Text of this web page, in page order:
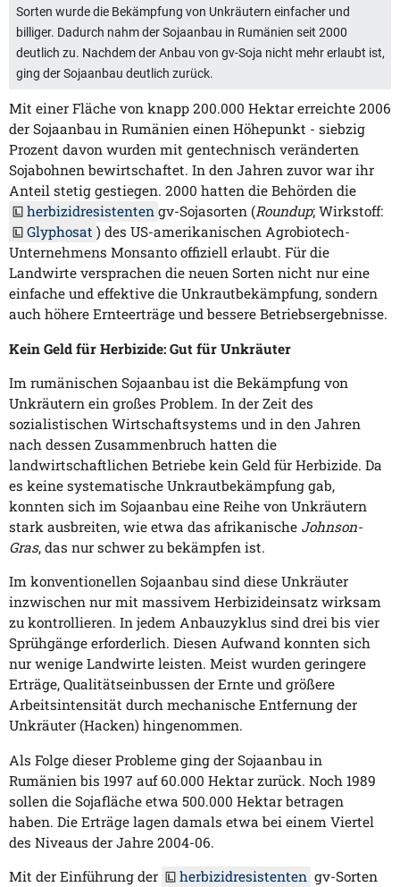
Sorten wurde die Bekämpfung von Unkräutern einfacher und
billiger. Dadurch nahm der Sojaanbau in Rumänien seit 2000
deutlich zu. Nachdem der Anbau von gv-Soja nicht mehr erlaubt ist,
ging der Sojaanbau deutlich zurück.
Mit einer Fläche von knapp 200.000 Hektar erreichte 2006
der Sojaanbau in Rumänien einen Höhepunkt - siebzig
Prozent davon wurden mit gentechnisch veränderten
Sojabohnen bewirtschaftet. In den Jahren zuvor war ihr
Anteil stetig gestiegen. 2000 hatten die Behörden die
herbizidresistenten gv-Sojasorten (Roundup; Wirkstoff:
Glyphosat ) des US-amerikanischen Agrobiotech-
Unternehmens Monsanto offiziell erlaubt. Für die
Landwirte versprachen die neuen Sorten nicht nur eine
einfache und effektive die Unkrautbekämpfung, sondern
auch höhere Ernteerträge und bessere Betriebsergebnisse.
Kein Geld für Herbizide: Gut für Unkräuter
Im rumänischen Sojaanbau ist die Bekämpfung von
Unkräutern ein großes Problem. In der Zeit des
sozialistischen Wirtschaftsystems und in den Jahren
nach dessen Zusammenbruch hatten die
landwirtschaftlichen Betriebe kein Geld für Herbizide. Da
es keine systematische Unkrautbekämpfung gab,
konnten sich im Sojaanbau eine Reihe von Unkräutern
stark ausbreiten, wie etwa das afrikanische Johnson-
Gras, das nur schwer zu bekämpfen ist.
Im konventionellen Sojaanbau sind diese Unkräuter
inzwischen nur mit massivem Herbizideinsatz wirksam
zu kontrollieren. In jedem Anbauzyklus sind drei bis vier
Sprühgänge erforderlich. Diesen Aufwand konnten sich
nur wenige Landwirte leisten. Meist wurden geringere
Erträge, Qualitätseinbussen der Ernte und größere
Arbeitsintensität durch mechanische Entfernung der
Unkräuter (Hacken) hingenommen.
Als Folge dieser Probleme ging der Sojaanbau in
Rumänien bis 1997 auf 60.000 Hektar zurück. Noch 1989
sollen die Sojafläche etwa 500.000 Hektar betragen
haben. Die Erträge lagen damals etwa bei einem Viertel
des Niveaus der Jahre 2004-06.
Mit der Einführung der
herbizidresistenten gv-Sorten